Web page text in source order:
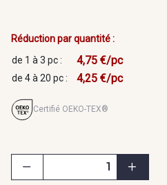
Réduction par quantité :
de 1 à 3 pc :
4,75 €/pc
de 4 à 20 pc : 4,25 €/pc
Certifié OEKO-TEX®